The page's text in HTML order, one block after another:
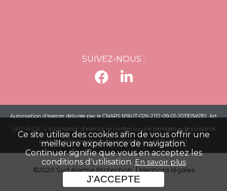
SUIVEZ-NOUS :
Autorisation d'exercer délivrée par le CNAPS N°AUT-026-2112-09-01-20130345351. Art
L612-14 CSI : L'autorisation d'exercice ne confère aucune prérogative de puissance
publique à l'entreprise ou aux personnes qui en bénéficient.
©2020 Sud Alarme Protection
Mentions légales
Politique de confidentialité
Ce site utilise des cookies afin de vous offrir une
meilleure expérience de navigation.
Continuer signifie que vous en acceptez les
conditions d'utilisation. En savoir plus
J'ACCEPTE